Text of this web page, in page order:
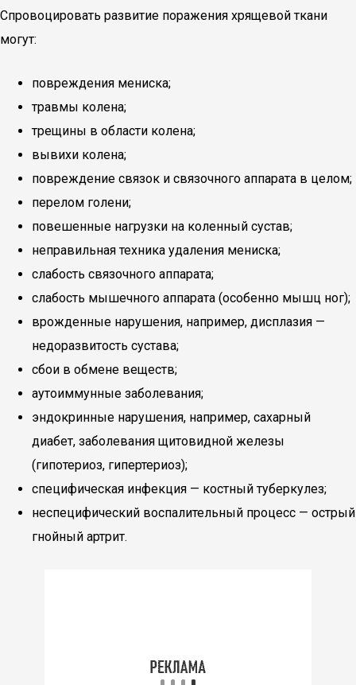
Спровоцировать развитие поражения хрящевой ткани
могут:
повреждения мениска;
травмы колена;
трещины в области колена;
вывихи колена;
повреждение связок и связочного аппарата в целом;
перелом голени;
повешенные нагрузки на коленный сустав;
неправильная техника удаления мениска;
слабость связочного аппарата;
слабость мышечного аппарата (особенно мышц ног);
врожденные нарушения, например, дисплазия —
недоразвитость сустава;
сбои в обмене веществ;
аутоиммунные заболевания;
эндокринные нарушения, например, сахарный
диабет, заболевания щитовидной железы
(гипотериоз, гипертериоз);
специфическая инфекция — костный туберкулез;
неспецифический воспалительный процесс — острый
гнойный артрит.